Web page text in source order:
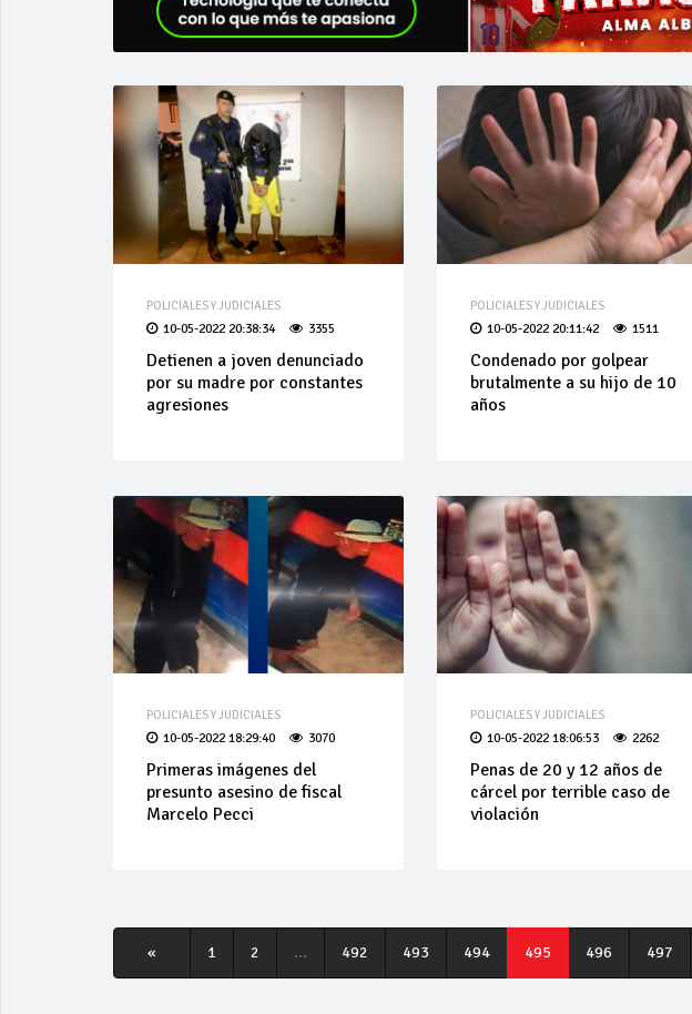
POLICIALES Y JUDICIALES
10-05-2022 20:38:34 3355
Detienen a joven denunciado
por su madre por constantes
agresiones
POLICIALES Y JUDICIALES
10-05-2022 20:11:42 1511
Condenado por golpear
brutalmente a su hijo de 10
años
POLICIALES Y JUDICIALES
10-05-2022 18:29:40 3070
Primeras imágenes del
presunto asesino de fiscal
Marcelo Pecci
POLICIALES Y JUDICIALES
10-05-2022 18:06:53 2262
Penas de 20 y 12 años de
cárcel por terrible caso de
violación
« 1 2 ... 492 493 494 495 496 497